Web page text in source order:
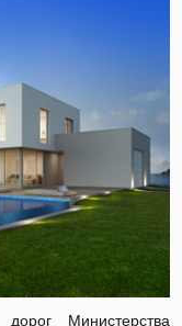
Министерства